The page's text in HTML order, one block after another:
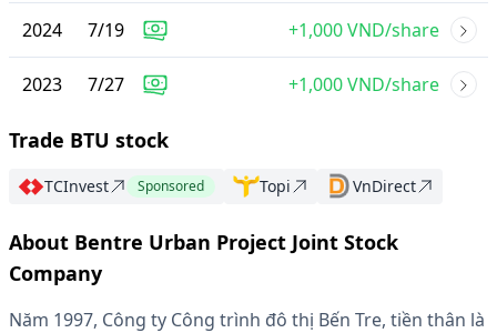
2024 7/19 +1,000 VND/share
2023 7/27 +1,000 VND/share
Trade BTU stock
TCInvest Sponsored Topi VnDirect
About Bentre Urban Project Joint Stock
Company
Năm 1997, Công ty Công trình đô thị Bến Tre, tiền thân là